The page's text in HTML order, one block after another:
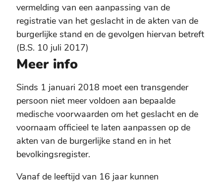
vermelding van een aanpassing van de
registratie van het geslacht in de akten van de
burgerlijke stand en de gevolgen hiervan betreft
(B.S. 10 juli 2017)
Meer info
Sinds 1 januari 2018 moet een transgender
persoon niet meer voldoen aan bepaalde
medische voorwaarden om het geslacht en de
voornaam officieel te laten aanpassen op de
akten van de burgerlijke stand en in het
bevolkingsregister.
Vanaf de leeftijd van 16 jaar kunnen